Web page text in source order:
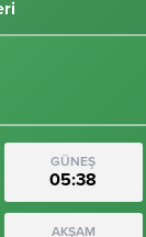
GÜNEŞ
05:38
AKŞAM